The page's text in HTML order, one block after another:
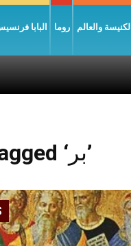
البابا روما الكنيسة والعالم
Posts Tagged ‘بر’